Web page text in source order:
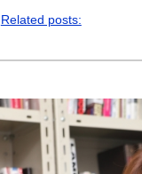
Related posts: